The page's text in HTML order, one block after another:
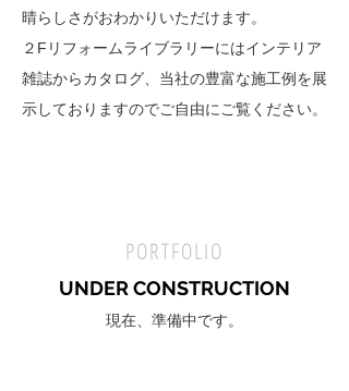
PORTFOLIO
晴らしさがおわかりいただけます。
２Fリフォームライブラリーにはインテリア
雑誌からカタログ、当社の豊富な施工例を展
示しておりますのでご自由にご覧ください。
UNDER CONSTRUCTION
現在、準備中です。